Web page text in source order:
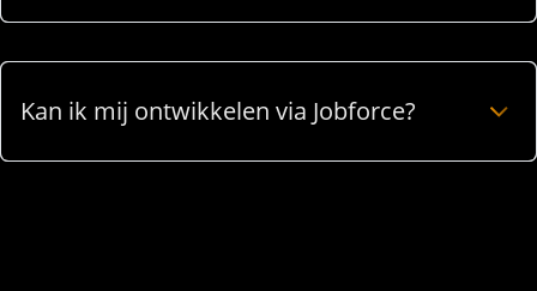
Kan ik mij ontwikkelen via Jobforce?